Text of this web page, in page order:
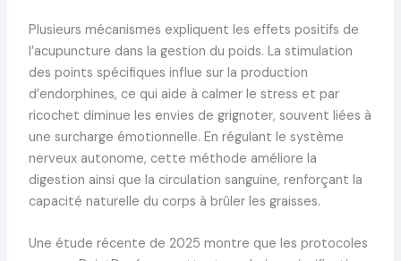
Plusieurs mécanismes expliquent les effets positifs de
l’acupuncture dans la gestion du poids. La stimulation
des points spécifiques influe sur la production
d’endorphines, ce qui aide à calmer le stress et par
ricochet diminue les envies de grignoter, souvent liées à
une surcharge émotionnelle. En régulant le système
nerveux autonome, cette méthode améliore la
digestion ainsi que la circulation sanguine, renforçant la
capacité naturelle du corps à brûler les graisses.
Une étude récente de 2025 montre que les protocoles